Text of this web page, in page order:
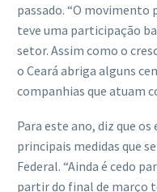
passado. “O
teve uma participação
setor. Assim como o
o Ceará abriga alguns
companhias que atuam
Para este ano, diz que
principais medidas que
Federal. “Ainda é cedo
partir do final de março